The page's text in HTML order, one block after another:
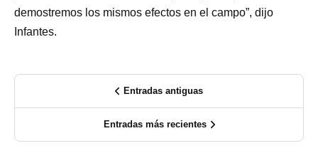
demostremos los mismos efectos en el campo”, dijo
Infantes.
Entradas antiguas
Entradas más recientes